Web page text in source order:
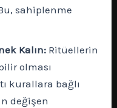
sahiplenme
Kalın: Ritüellerin
olması
kurallara bağlı
değişen